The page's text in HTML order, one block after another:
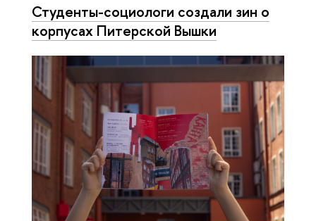
Студенты-социологи создали зин о
корпусах Питерской Вышки